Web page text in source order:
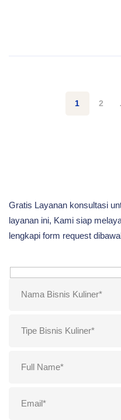
1 2
Gratis Layanan konsultasi
layanan ini, Kami siap
lengkapi form request